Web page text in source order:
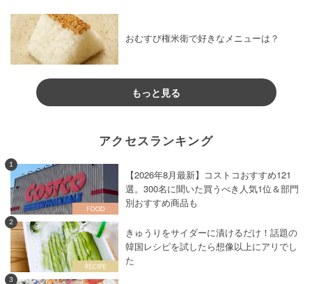
おむすび権米衛で好きなメニューは？
もっと見る
アクセスランキング
1
【2026年8月最新】コストコおすすめ121
選。300名に聞いた買うべき人気1位＆部門
別おすすめ商品も
2
きゅうりをサイダーに漬けるだけ！話題の
韓国レシピを試したら想像以上にアリでし
た
3